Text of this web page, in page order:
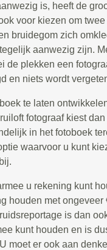
is, heeft de
voor kiezen om
bruidegom zich
aanwezig zijn.
de plekken een
en niets wordt
te laten
fotograaf kiest
in het fotoboek
waarvoor u kunt
u rekening kunt
houden met ongeveer
is dan
kunt houden en is
moet er ook aan